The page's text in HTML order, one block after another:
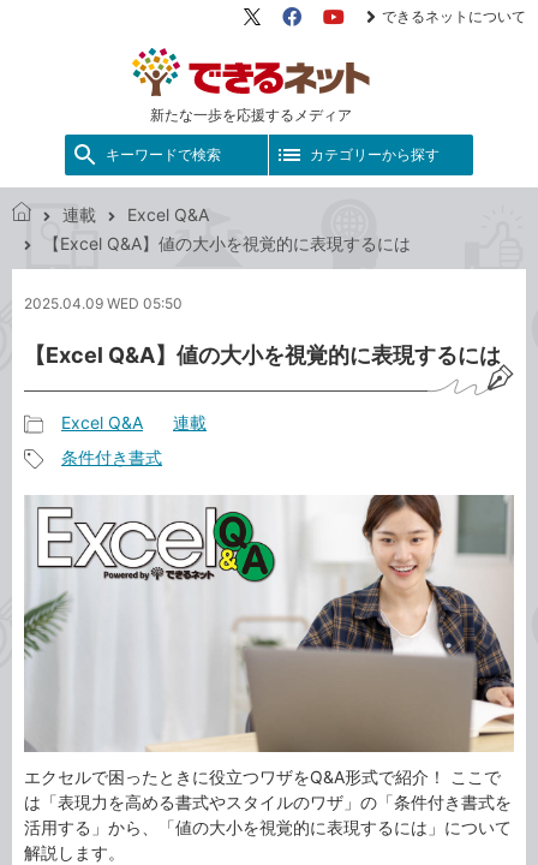
新たな一歩を応援するメディア
X（旧
FacebookYouTube
できるネットについて
キーワードで検索 カテゴリーから探す
ネ
ト
連載
Excel Q&A
【Excel Q&A】値の大小を視覚的に表現するには
2025.04.09 WED 05:50
【Excel Q&A】値の大小を視覚的に表現するには
事
カ
テ
ゴ
リ
Excel Q&A 連載
事
タ
グ
条件付き書式
エクセルで困ったときに役立つワザをQ&A形式で紹介！ ここで
は「表現力を高める書式やスタイルのワザ」の「条件付き書式を
活用する」から、「値の大小を視覚的に表現するには」について
解説します。